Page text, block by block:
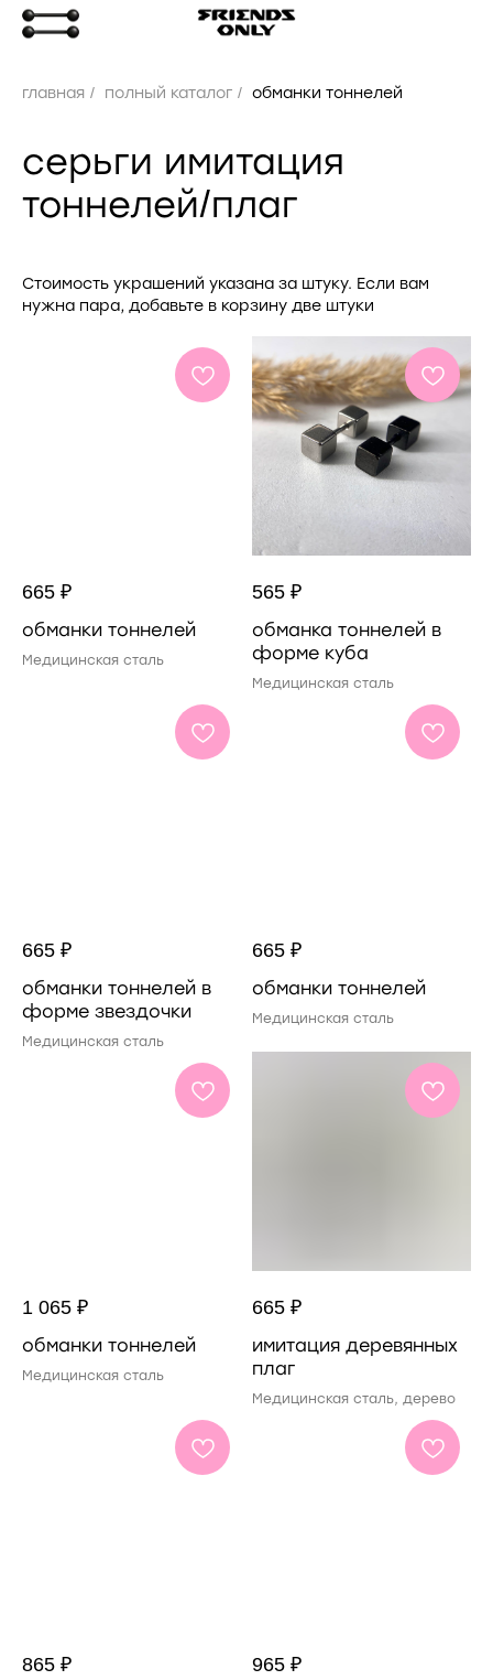
главная / полный каталог / обманки тоннелей
серьги имитация
тоннелей/плаг
Стоимость украшений указана за штуку. Если вам
нужна пара, добавьте в корзину две штуки
665 ₽
обманки тоннелей
Медицинская сталь
565 ₽
обманка тоннелей в
форме куба
Медицинская сталь
665 ₽
обманки тоннелей в
форме звездочки
Медицинская сталь
665 ₽
обманки тоннелей
Медицинская сталь
1 065 ₽
обманки тоннелей
Медицинская сталь
665 ₽
имитация деревянных
плаг
Медицинская сталь, дерево
865 ₽ 965 ₽